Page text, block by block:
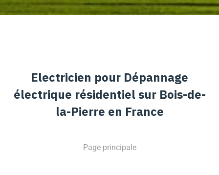
Electricien pour Dépannage
électrique résidentiel sur Bois-de-
la-Pierre en France
Page principale